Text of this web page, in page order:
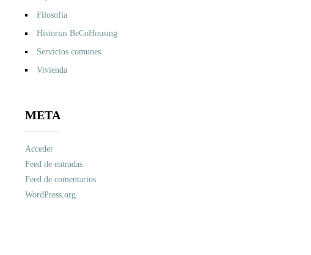
Filosofía
Historias BeCoHousing
Servicios comunes
Vivienda
META
Acceder
Feed de entradas
Feed de comentarios
WordPress.org